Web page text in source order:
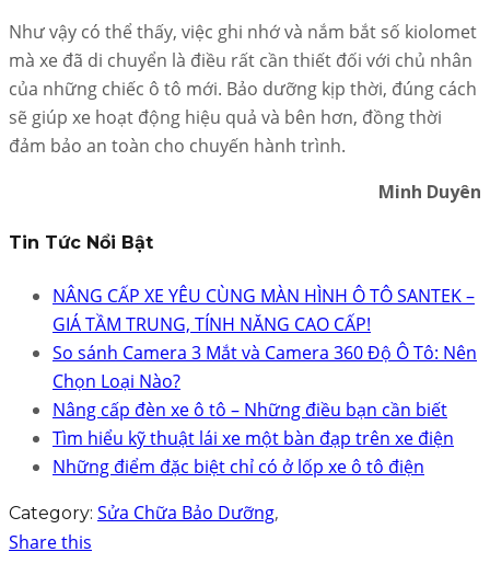
Như vậy có thể thấy, việc ghi nhớ và nắm bắt số kiolomet
mà xe đã di chuyển là điều rất cần thiết đối với chủ nhân
của những chiếc ô tô mới. Bảo dưỡng kịp thời, đúng cách
sẽ giúp xe hoạt động hiệu quả và bên hơn, đồng thời
đảm bảo an toàn cho chuyến hành trình.
Minh Duyên
Tin Tức Nổi Bật
NÂNG CẤP XE YÊU CÙNG MÀN HÌNH Ô TÔ SANTEK –
GIÁ TẦM TRUNG, TÍNH NĂNG CAO CẤP!
So sánh Camera 3 Mắt và Camera 360 Độ Ô Tô: Nên
Chọn Loại Nào?
Nâng cấp đèn xe ô tô – Những điều bạn cần biết
Tìm hiểu kỹ thuật lái xe một bàn đạp trên xe điện
Những điểm đặc biệt chỉ có ở lốp xe ô tô điện
Category: Sửa Chữa Bảo Dưỡng,
Share this